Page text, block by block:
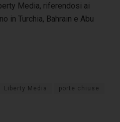
Media, riferendosi ai
in Turchia, Bahrain e Abu
Liberty Media porte chiuse